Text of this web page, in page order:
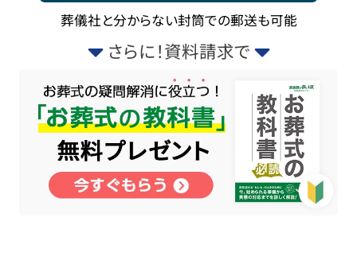
葬儀社と分からない封筒での郵送も可能
さらに！資料請求で